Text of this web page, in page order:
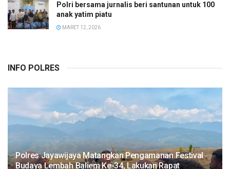
Polri bersama jurnalis beri santunan untuk 100
anak yatim piatu
MARET 12, 2026
INFO POLRES
Polres Jayawijaya Matangkan Pengamanan Festival
Budaya Lembah Baliem Ke-34, Lakukan Rapat